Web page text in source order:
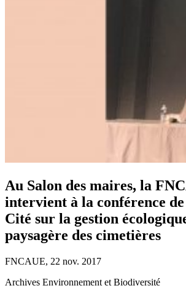
Au Salon des maires, la
intervient à la conférence
Cité sur la gestion
paysagère des cimetières
FNCAUE, 22 nov. 2017
Archives Environnement et Biodiversité